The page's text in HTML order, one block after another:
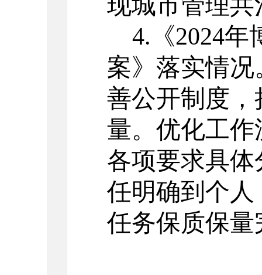
4.《2024年
案》落实情况
善公开制度
量。优化工
各项要求具
任明确到个
任务保质保量